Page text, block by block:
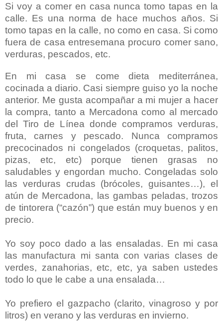
Si voy a comer en casa nunca tomo tapas en la
calle. Es una norma de hace muchos años. Si
tomo tapas en la calle, no como en casa. Si como
fuera de casa entresemana procuro comer sano,
verduras, pescados, etc.
En mi casa se come dieta mediterránea,
cocinada a diario. Casi siempre guiso yo la noche
anterior. Me gusta acompañar a mi mujer a hacer
la compra, tanto a Mercadona como al mercado
del Tiro de Línea donde compramos verduras,
fruta, carnes y pescado. Nunca compramos
precocinados ni congelados (croquetas, palitos,
pizas, etc, etc) porque tienen grasas no
saludables y engordan mucho. Congeladas solo
las verduras crudas (brócoles, guisantes…), el
atún de Mercadona, las gambas peladas, trozos
de tintorera (“cazón”) que están muy buenos y en
precio.
Yo soy poco dado a las ensaladas. En mi casa
las manufactura mi santa con varias clases de
verdes, zanahorias, etc, etc, ya saben ustedes
todo lo que le cabe a una ensalada…
Yo prefiero el gazpacho (clarito, vinagroso y por
litros) en verano y las verduras en invierno.